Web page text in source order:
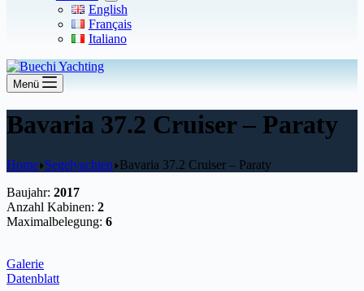
English
Français
Italiano
Menü
Bavaria 37.2 Cruiser – Paraty
Home Segelyachten Bavaria 37.2 Cruiser – Paraty
Baujahr: 2017
Anzahl Kabinen: 2
Maximalbelegung: 6
Galerie
Datenblatt